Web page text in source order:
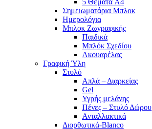
5 Θέματα A4
Σημειωματάρια Μπλοκ
Ημερολόγια
Μπλοκ Ζωγραφικής
Παιδικά
Μπλόκ Σχεδίου
Ακουαρέλας
Γραφική Ύλη
Στυλό
Απλά – Διαρκείας
Gel
Υγρής μελάνης
Πένες – Στυλό Δώρου
Ανταλλακτικά
Διορθωτικά-Blanco